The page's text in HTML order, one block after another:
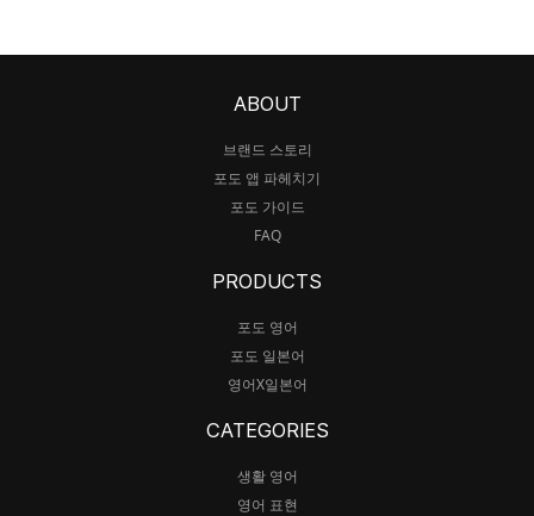
ABOUT
브랜드 스토리
포도 앱 파헤치기
포도 가이드
FAQ
PRODUCTS
포도 영어
포도 일본어
영어X일본어
CATEGORIES
생활 영어
영어 표현